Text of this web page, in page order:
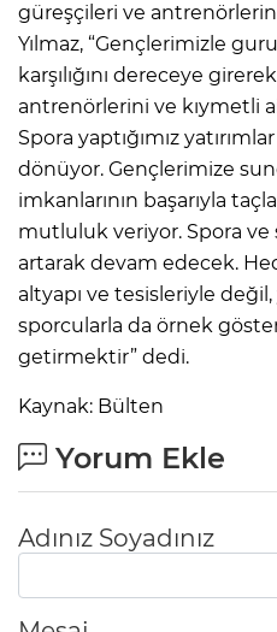
güreşçileri ve
Yılmaz, “Gençlerimizle
karşılığını dereceye
antrenörlerini ve kıymetli
Spora yaptığımız
dönüyor. Gençlerimize
imkanlarının başarıyla
mutluluk veriyor. Spora
artarak devam edecek.
altyapı ve tesisleriyle değil,
sporcularla da örnek
getirmektir” dedi.
Kaynak: Bülten
Yorum Ekle
Adınız Soyadınız